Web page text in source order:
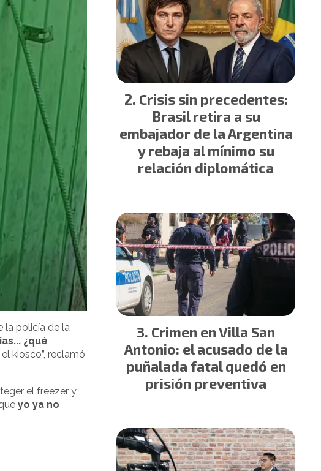
la policía de la
¿qué
kiosco”, reclamó
el freezer y
yo ya no
Crisis sin precedentes:
Brasil retira a su
embajador de la Argentina
y rebaja al mínimo su
relación diplomática
Crimen en Villa San
Antonio: el acusado de la
puñalada fatal quedó en
prisión preventiva